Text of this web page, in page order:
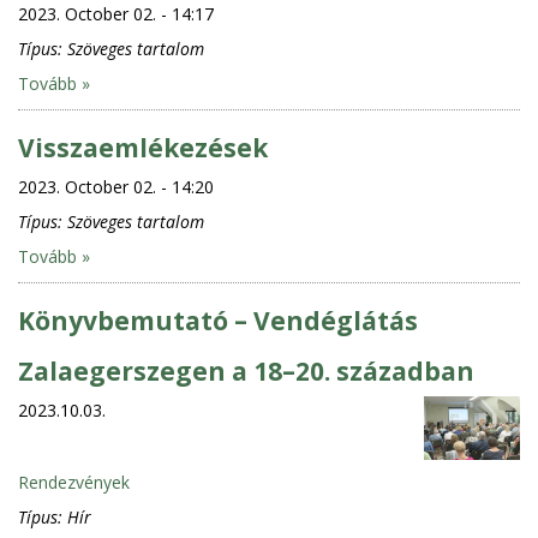
2023. October 02. - 14:17
Típus: Szöveges tartalom
Tovább »
Visszaemlékezések
2023. October 02. - 14:20
Típus: Szöveges tartalom
Tovább »
Könyvbemutató – Vendéglátás
Zalaegerszegen a 18–20. században
2023.10.03.
Rendezvények
Típus: Hír